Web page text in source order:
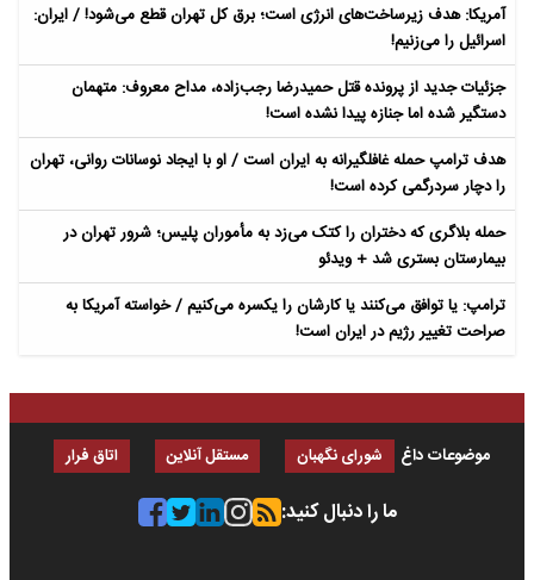
آمریکا: هدف زیرساخت‌های انرژی است؛ برق کل تهران قطع می‌شود! / ایران:
اسرائیل را می‌زنیم!
جزئیات جدید از پرونده قتل حمیدرضا رجب‌زاده، مداح معروف: متهمان
دستگیر شده اما جنازه پیدا نشده است!
هدف ترامپ حمله غافلگیرانه به ایران است / او با ایجاد نوسانات روانی، تهران
را دچار سردرگمی کرده است!
حمله بلاگری که دختران را کتک می‌زد به مأموران پلیس؛ شرور تهران در
بیمارستان بستری شد + ویدئو
ترامپ: یا توافق می‌کنند یا کارشان را یکسره می‌کنیم / خواسته آمریکا به
صراحت تغییر رژیم در ایران است!
موضوعات داغ شورای نگهبان مستقل آنلاین اتاق فرار
ما را دنبال کنید: